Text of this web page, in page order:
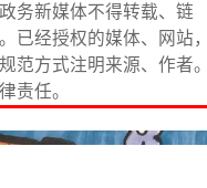
务新媒体不得转载、链
已经授权的媒体、网站
范方式注明来源、作者
责任。